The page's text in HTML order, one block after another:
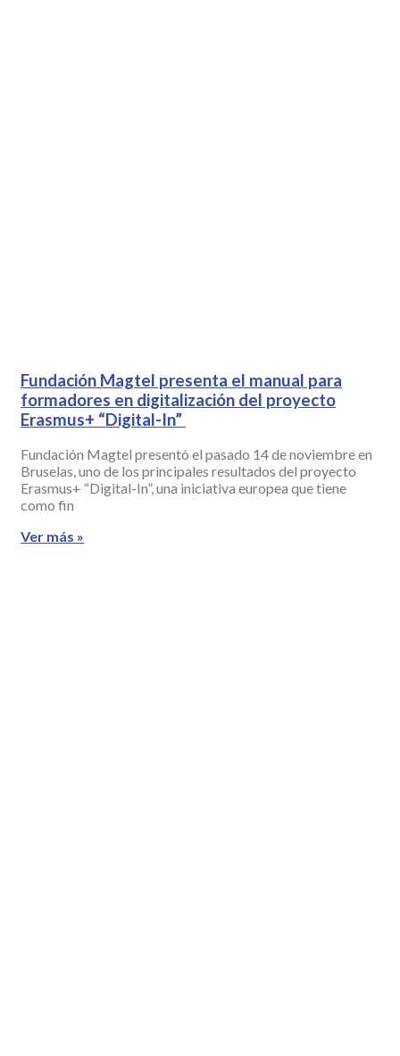
Fundación Magtel presenta el manual para
formadores en digitalización del proyecto
Erasmus+ “Digital-In”
Fundación Magtel presentó el pasado 14 de noviembre en
Bruselas, uno de los principales resultados del proyecto
Erasmus+ “Digital-In”, una iniciativa europea que tiene
como fin
Ver más »